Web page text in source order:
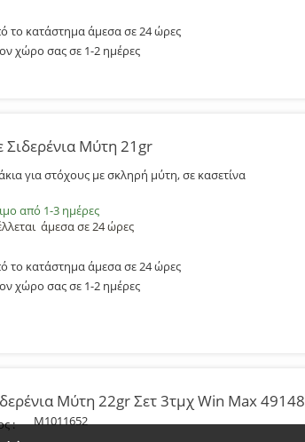
το κατάστημα άμεσα σε 24 ώρες
χώρο σας σε 1-2 ημέρες
Σιδερένια Μύτη 21gr
για στόχους με σκληρή μύτη, σε κασετίνα
από 1-3 ημέρες
άμεσα σε 24 ώρες
το κατάστημα άμεσα σε 24 ώρες
χώρο σας σε 1-2 ημέρες
Μύτη 22gr Σετ 3τμχ Win Max 49148
: M1011652